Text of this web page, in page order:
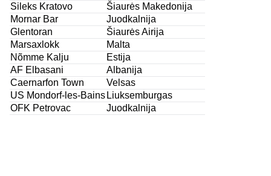
Sileks Kratovo
Šiaurės Makedonija
Mornar Bar
Juodkalnija
Glentoran
Šiaurės Airija
Marsaxlokk
Malta
Nõmme Kalju
Estija
AF Elbasani
Albanija
Caernarfon Town
Velsas
US Mondorf-les-Bains Liuksemburgas
OFK Petrovac
Juodkalnija